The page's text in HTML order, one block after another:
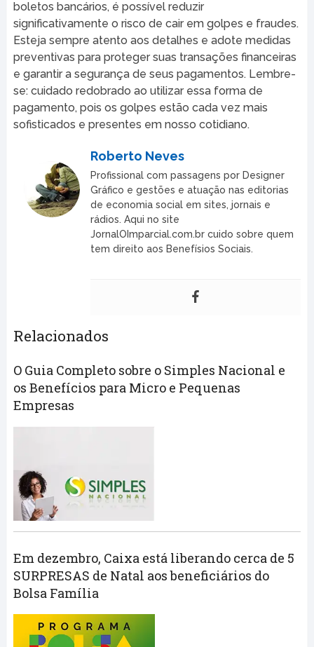
boletos bancários, é possível reduzir
significativamente o risco de cair em golpes e fraudes.
Esteja sempre atento aos detalhes e adote medidas
preventivas para proteger suas transações financeiras
e garantir a segurança de seus pagamentos. Lembre-
se: cuidado redobrado ao utilizar essa forma de
pagamento, pois os golpes estão cada vez mais
sofisticados e presentes em nosso cotidiano.
Roberto Neves
Profissional com passagens por Designer
Gráfico e gestões e atuação nas editorias
de economia social em sites, jornais e
rádios. Aqui no site
JornalOImparcial.com.br cuido sobre quem
tem direito aos Benefísios Sociais.
Relacionados
O Guia Completo sobre o Simples Nacional e
os Benefícios para Micro e Pequenas
Empresas
Em dezembro, Caixa está liberando cerca de 5
SURPRESAS de Natal aos beneficiários do
Bolsa Família